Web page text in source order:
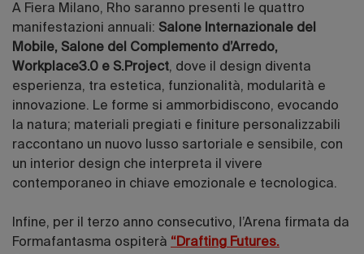
A Fiera Milano, Rho saranno presenti le quattro
manifestazioni annuali: Salone Internazionale del
Mobile, Salone del Complemento d’Arredo,
Workplace3.0 e S.Project, dove il design diventa
esperienza, tra estetica, funzionalità, modularità e
innovazione. Le forme si ammorbidiscono, evocando
la natura; materiali pregiati e finiture personalizzabili
raccontano un nuovo lusso sartoriale e sensibile, con
un interior design che interpreta il vivere
contemporaneo in chiave emozionale e tecnologica.
Infine, per il terzo anno consecutivo, l’Arena firmata da
Formafantasma ospiterà “Drafting Futures.